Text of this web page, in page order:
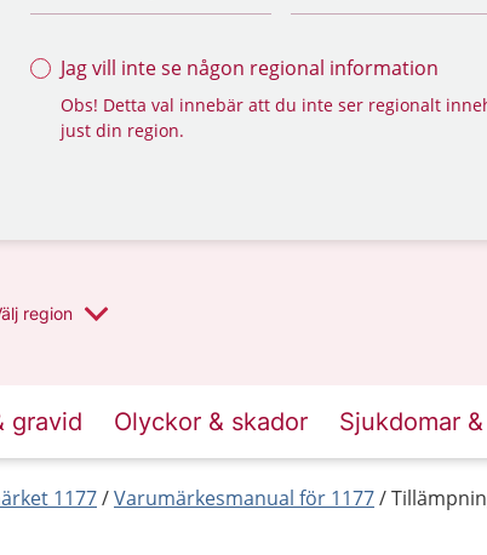
Jag vill inte se någon regional information
Obs! Detta val innebär att du inte ser regionalt
just din region.
region
gravid Olyckor & skador Sjukdomar
1177 Varumärkesmanual för 1177